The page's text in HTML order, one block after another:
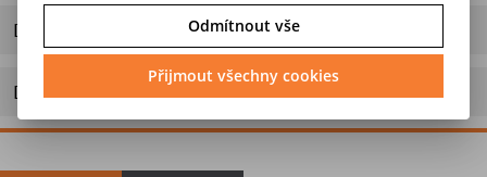
Dotaz na výrobek
Doporučit výrobek
Odmítnout vše
Přijmout všechny cookies